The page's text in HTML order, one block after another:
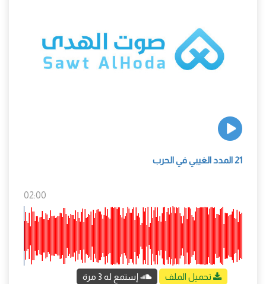
21 المدد الغيبي في الحرب
02:00
تحميل الملف إستمع له 3 مرة